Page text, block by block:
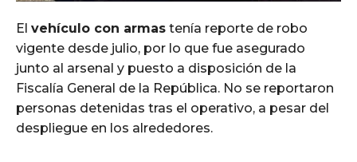
El vehículo con armas tenía reporte de robo
vigente desde julio, por lo que fue asegurado
junto al arsenal y puesto a disposición de la
Fiscalía General de la República. No se reportaron
personas detenidas tras el operativo, a pesar del
despliegue en los alrededores.